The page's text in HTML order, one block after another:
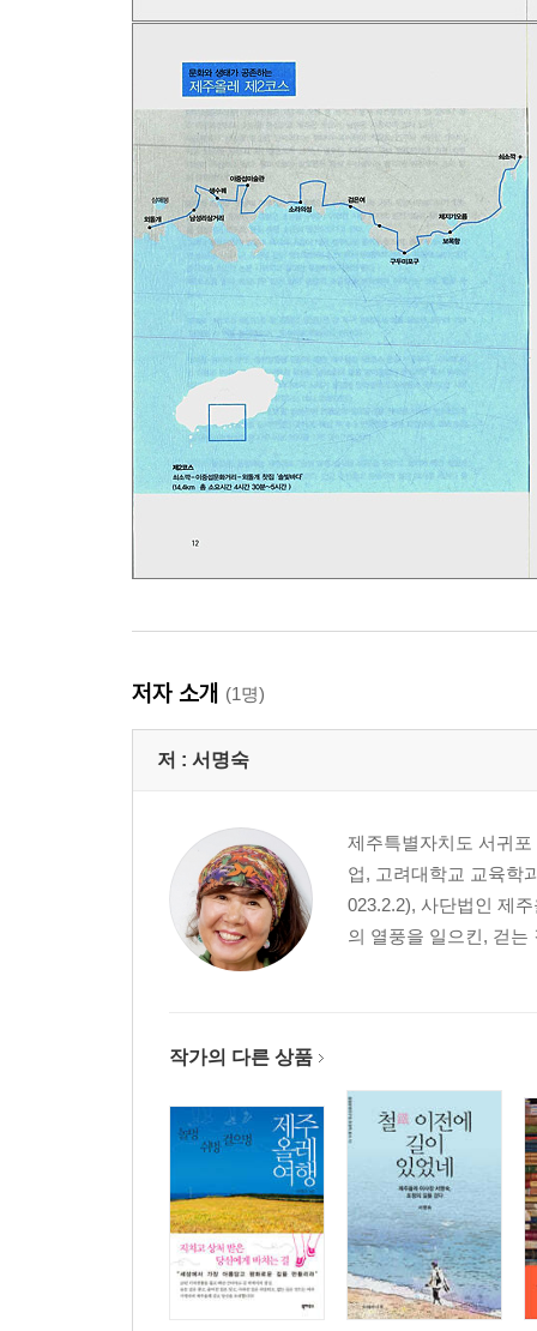
천년의 섬,비양도
이제야 보이네, 발아래 들꽃이
걸어도 걸어도 여전히 고픈 걸음 / 발도장 찍으며
산티아고 길을 가슴에 품다
인간답게, 느릿느릿 걷는 길 / 다시 유혹에 넘어가다
광화문통에서 보낸 사계
아니, 이 여자가 먼저 이 길을! / 나는야, 광화문의
덜렁이에 길치가 그 먼길을 가겠다고?
"입 뒀다 뭐해? 물어보면 되지!" / 한강둔치에서의
자기 취향대로 배낭 꾸리기
Part 3 산티아고에서 만난 사람들
알베르게
야맹증 남자와 손전등 없는 여자
부침개와 파울로 코엘료
순례자들을 사로잡은 '코리안 팬케이크' / 이곳에
길에서 길을 묻는 순례자들
가난 속의 사치, 빗속의 자유
길에서 받은 편지 / 음치녀, 서양남자 감동 먹이다 /
/ 빗속에서 사랑에 빠지다
"당신의 까미노를 만들어라"
별 아래 자고 달빛 따라 걷고 / 내 넋을 홀랑 빼놓
떠난 자만이 목적지에 이른다
저자 소개 (1명)
저 : 서명숙
제주특별자치도 서귀
업, 고려대학교 교육학
023.2.2), 사단법인 제
의 열풍을 일으킨, 걷는
작가의 다른 상품